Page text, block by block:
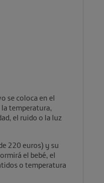
se coloca en el
temperatura,
el ruido o la luz
220 euros) y su
el bebé, el
o temperatura